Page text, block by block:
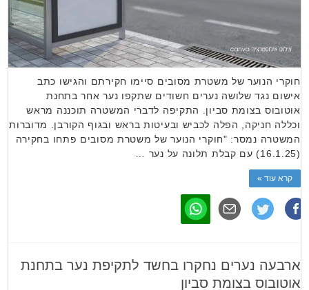
חוקרי הנוער של משטרת מסובים סיימו חקירתם והגישו כתב
אישום נגד שלושה נערים חשודים שתקפו נער אחר בתחנת
אוטובוס בצומת סביון. התקיפה לדברי המשטרה תוכננה מראש
וכללה חניקה, הפלה לכביש ובעיטות בראש ובגוף הקורבן. מדוברות
המשטרה נמסר: "חוקרי הנוער של משטרת מסובים פתחו בחקירה
(16.1.25) עם קבלת תלונה על נער …
קרא עוד »
ארבעה נערים נחקרו בחשד לתקיפת נער בתחנת
אוטובוס בצומת סביון